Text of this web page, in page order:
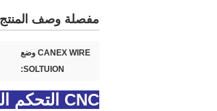
مفصلة وصف المنتج
CANEX WIRE وضع
SOLTUION:
CNC التحكم الكهربائية الانصهار سلك مد الأسلاك تشكيله